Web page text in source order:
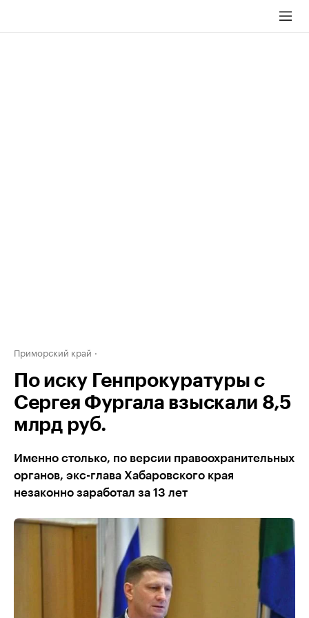
Приморский край
По иску Генпрокуратуры с
Сергея Фургала взыскали 8,5
млрд руб.
Именно столько, по версии правоохранительных
органов, экс-глава Хабаровского края
незаконно заработал за 13 лет